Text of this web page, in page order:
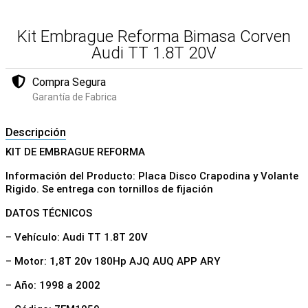
Kit Embrague Reforma Bimasa Corven
Audi TT 1.8T 20V
Compra Segura
Garantía de Fabrica
Descripción
KIT DE EMBRAGUE REFORMA
Información del Producto: Placa Disco Crapodina y Volante
Rigido. Se entrega con tornillos de fijación
DATOS TÉCNICOS
– Vehículo: Audi TT 1.8T 20V
– Motor: 1,8T 20v 180Hp AJQ AUQ APP ARY
– Año: 1998 a 2002